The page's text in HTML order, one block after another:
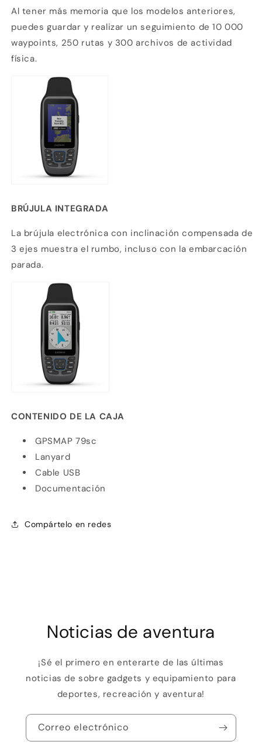
Al tener más memoria que los modelos anteriores,
puedes guardar y realizar un seguimiento de 10 000
waypoints, 250 rutas y 300 archivos de actividad
física.
BRÚJULA INTEGRADA
La brújula electrónica con inclinación compensada de
3 ejes muestra el rumbo, incluso con la embarcación
parada.
CONTENIDO DE LA CAJA
GPSMAP 79sc
Lanyard
Cable USB
Documentación
Compártelo en redes
Noticias de aventura
¡Sé el primero en enterarte de las últimas
noticias de sobre gadgets y equipamiento para
deportes, recreación y aventura!
Correo electrónico